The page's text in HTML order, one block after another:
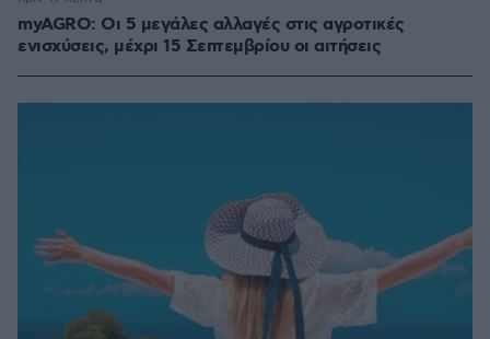
myAGRO: Οι 5 μεγάλες αλλαγές στις αγροτικές
ενισχύσεις, μέχρι 15 Σεπτεμβρίου οι αιτήσεις